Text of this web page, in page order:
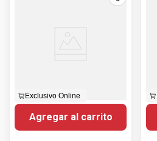
Exclusivo Online
Agregar al carrito